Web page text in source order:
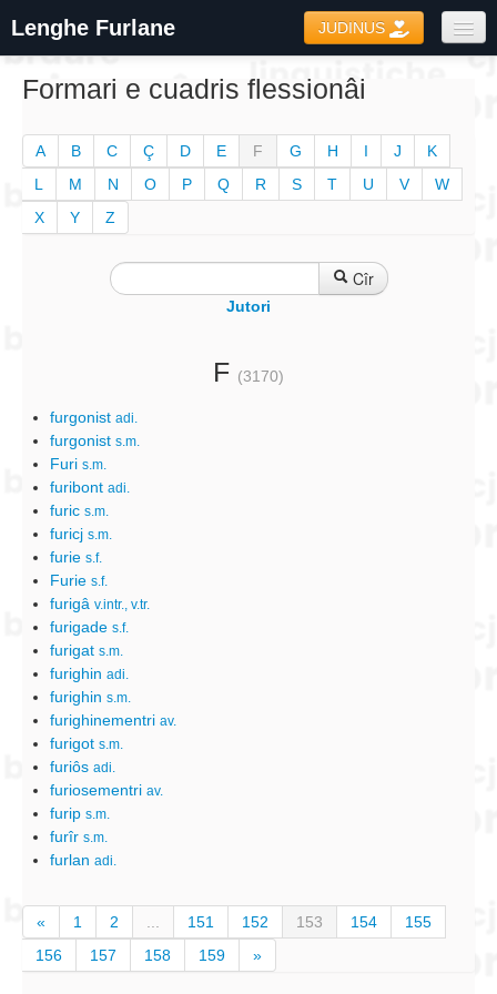
Lenghe Furlane JUDINUS
Coretôr Ortografic
Informazions
Formari e cuadris flessionâi
A B C Ç D E F G H I J
K
L
M N O P Q R S T U V
W
X
Y Z
Cîr
Jutori
F (3170)
furgonist adi.
furgonist s.m.
Furi s.m.
furibont adi.
furic s.m.
furicj s.m.
furie s.f.
Furie s.f.
furigâ v.intr., v.tr.
furigade s.f.
furigat s.m.
furighin adi.
furighin s.m.
furighinementri av.
furigot s.m.
furiôs adi.
furiosementri av.
furip s.m.
furîr s.m.
furlan adi.
« 1 2 151 152 153 154
155
156
157 158 159 »